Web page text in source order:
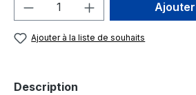
Ajouter à la liste de souhaits
Description